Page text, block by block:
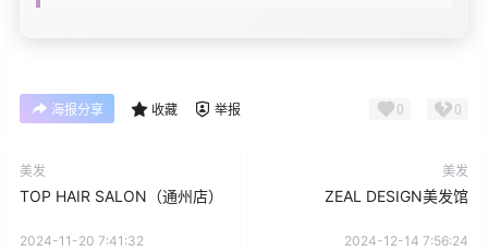
海报分享 收藏 举报 0 0
美发
TOP HAIR SALON（通州店）
2024-11-20 7:41:32
美发
ZEAL DESIGN美发馆
2024-12-14 7:56:24